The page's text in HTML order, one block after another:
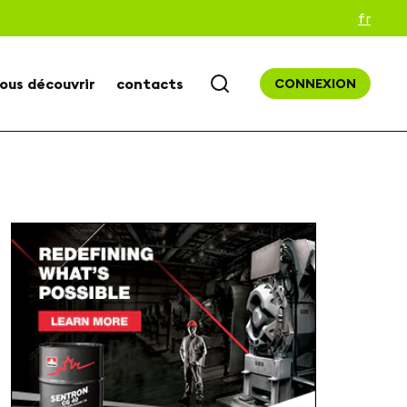
fr
découvrir contacts CONNEXION